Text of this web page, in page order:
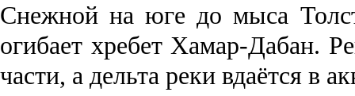
Снежной на юге до мыса
огибает хребет Хамар-Дабан.
части, а дельта реки вда­ётся в